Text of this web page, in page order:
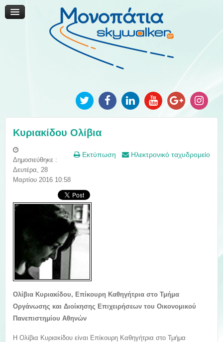
Μονοπάτια Καινοτομίας
Μονοπάτια Τοπικής Ανάπτυξης
Ανακοινώσεις
Φωτογραφίες
Κυριακίδου Ολίβια
Εκτύπωση Ηλεκτρονικό ταχυδρομείο
Δημοσιεύθηκε :
Δευτέρα, 28
Μαρτίου 2016 10:58
Ολίβια Κυριακίδου, Επίκουρη Καθηγήτρια στο Τμήμα
Οργάνωσης και Διοίκησης Επιχειρήσεων του Οικονομικού
Πανεπιστημίου Αθηνών
Η Ολίβια Κυριακίδου είναι Επίκουρη Καθηγήτρια στο Τμήμα